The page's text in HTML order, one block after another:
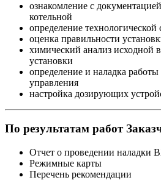
ознакомление с
котельной
определение
оценка правильности
химический анализ исходной
установки
определение и наладка
управления
настройка дозирующих
По результатам работ
Отчет о проведении наладки
Режимные карты
Перечень рекомендации